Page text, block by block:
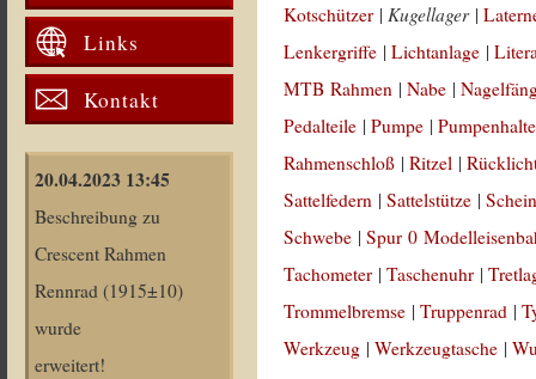
Links
Kontakt
20.04.2023 13:45
Beschreibung zu
Crescent Rahmen
Rennrad (1915±10)
wurde
erweitert!
Kotschützer |Kugellager|
Lenkergriffe |Lichtanlage |
MTB Rahmen |Nabe |
Pedalteile |Pumpe |
Rahmenschloß |Ritzel |
Sattelfedern |Sattelstütze |
Schwebe |Spur 0
Tachometer |Taschenuhr |
Trommelbremse |Truppenrad |
Werkzeug |Werkzeugtasche |